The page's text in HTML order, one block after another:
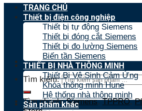
Tìm kiếm:
Tìm nhanh:Siemens,TPPRO,
TRANG CHỦ
Thiết bị điện công nghiệp
Thiết bị tự động Siemens
Thiết bị đóng cắt Siemens
Thiết bị đo lường Siemens
Biến tần Siemens
THIẾT BỊ NHÀ THÔNG MINH
Thiết Bị Vệ Sinh Cảm Ứng
Khóa thông minh Hune
Hệ thống nhà thông minh
Sản phẩm khác